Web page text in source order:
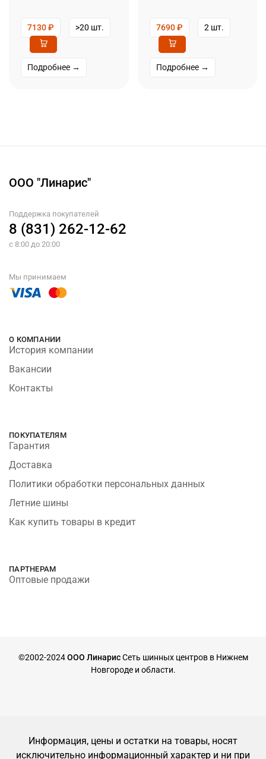
7130₽ >20 шт.
Подробнее →
7690₽ 2 шт.
Подробнее →
ООО "Линарис"
Поддержка покупателей
8 (831) 262-12-62
с 8:00 до 20:00
Мы принимаем
О КОМПАНИИ
История компании
Вакансии
Контакты
ПОКУПАТЕЛЯМ
Гарантия
Доставка
Политики обработки персональных данных
Летние шины
Как купить товары в кредит
ПАРТНЕРАМ
Оптовые продажи
©2002-2024ООО ЛинарисСеть шинных центров в Нижнем
Новгороде и области.
Информация, цены и остатки на товары, носят
исключительно информационный характер и ни при